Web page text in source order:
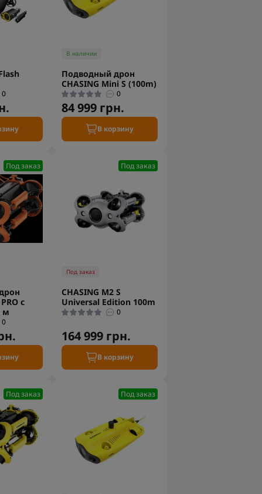
0
В наличии
Подводный дрон
CHASING Mini S (100m)
0
84 999 грн.
В корзину
Под заказ
с
м
0
Под заказ
Под заказ
CHASING M2 S
Universal Edition 100m
0
164 999 грн.
В корзину
Под заказ Под заказ